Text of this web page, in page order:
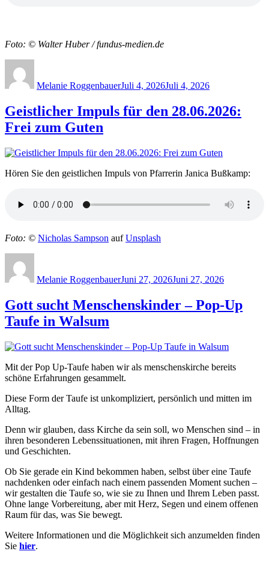
Foto: © Walter Huber / fundus-medien.de
Melanie RoggenbauerJuli 4, 2026Juli 4, 2026
Geistlicher Impuls für den 28.06.2026:
Frei zum Guten
Hören Sie den geistlichen Impuls von Pfarrerin Janica Bußkamp:
Foto: © Nicholas Sampson aufUnsplash
Melanie RoggenbauerJuni 27, 2026Juni 27, 2026
Gott sucht Menschenskinder – Pop-Up
Taufe in Walsum
Mit der Pop Up-Taufe haben wir als menschenskirche bereits
schöne Erfahrungen gesammelt.
Diese Form der Taufe ist unkompliziert, persönlich und mitten im
Alltag.
Denn wir glauben, dass Kirche da sein soll, wo Menschen sind – in
ihren besonderen Lebenssituationen, mit ihren Fragen, Hoffnungen
und Geschichten.
Ob Sie gerade ein Kind bekommen haben, selbst über eine Taufe
nachdenken oder einfach nach einem passenden Moment suchen –
wir gestalten die Taufe so, wie sie zu Ihnen und Ihrem Leben passt.
Ohne lange Vorbereitung, aber mit Herz, Segen und einem offenen
Raum für das, was Sie bewegt.
Weitere Informationen und die Möglichkeit sich anzumelden finden
Sie hier.